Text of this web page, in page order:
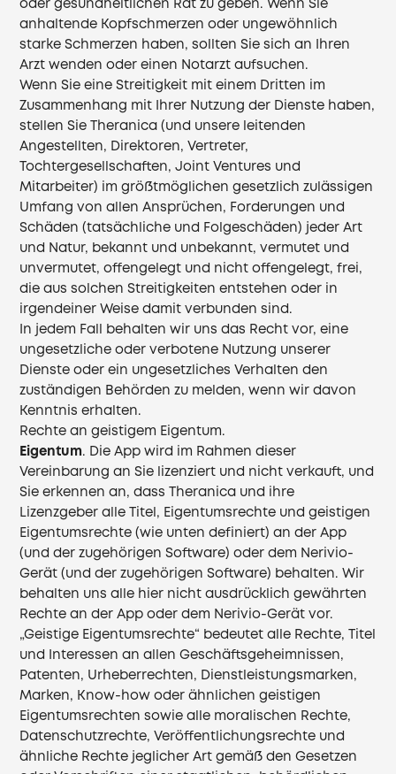
oder gesundheitlichen Rat zu geben. Wenn Sie
anhaltende Kopfschmerzen oder ungewöhnlich
starke Schmerzen haben, sollten Sie sich an Ihren
Arzt wenden oder einen Notarzt aufsuchen.
Wenn Sie eine Streitigkeit mit einem Dritten im
Zusammenhang mit Ihrer Nutzung der Dienste haben,
stellen Sie Theranica (und unsere leitenden
Angestellten, Direktoren, Vertreter,
Tochtergesellschaften, Joint Ventures und
Mitarbeiter) im größtmöglichen gesetzlich zulässigen
Umfang von allen Ansprüchen, Forderungen und
Schäden (tatsächliche und Folgeschäden) jeder Art
und Natur, bekannt und unbekannt, vermutet und
unvermutet, offengelegt und nicht offengelegt, frei,
die aus solchen Streitigkeiten entstehen oder in
irgendeiner Weise damit verbunden sind.
In jedem Fall behalten wir uns das Recht vor, eine
ungesetzliche oder verbotene Nutzung unserer
Dienste oder ein ungesetzliches Verhalten den
zuständigen Behörden zu melden, wenn wir davon
Kenntnis erhalten.
Rechte an geistigem Eigentum.
Eigentum. Die App wird im Rahmen dieser
Vereinbarung an Sie lizenziert und nicht verkauft, und
Sie erkennen an, dass Theranica und ihre
Lizenzgeber alle Titel, Eigentumsrechte und geistigen
Eigentumsrechte (wie unten definiert) an der App
(und der zugehörigen Software) oder dem Nerivio-
Gerät (und der zugehörigen Software) behalten. Wir
behalten uns alle hier nicht ausdrücklich gewährten
Rechte an der App oder dem Nerivio-Gerät vor.
„Geistige Eigentumsrechte“ bedeutet alle Rechte, Titel
und Interessen an allen Geschäftsgeheimnissen,
Patenten, Urheberrechten, Dienstleistungsmarken,
Marken, Know-how oder ähnlichen geistigen
Eigentumsrechten sowie alle moralischen Rechte,
Datenschutzrechte, Veröffentlichungsrechte und
ähnliche Rechte jeglicher Art gemäß den Gesetzen